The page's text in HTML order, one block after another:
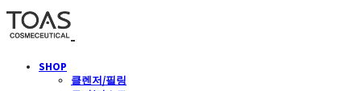
SHOP
클렌저/필링